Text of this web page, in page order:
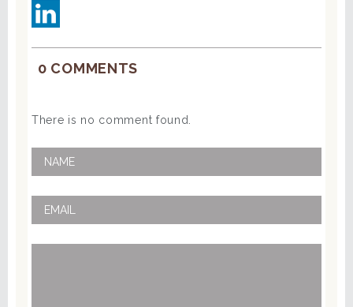
0 COMMENTS
There is no comment found.